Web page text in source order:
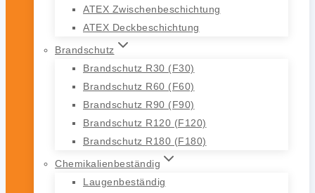
ATEX Zwischenbeschichtung
ATEX Deckbeschichtung
Brandschutz
Brandschutz R30 (F30)
Brandschutz R60 (F60)
Brandschutz R90 (F90)
Brandschutz R120 (F120)
Brandschutz R180 (F180)
Chemikalienbeständig
Laugenbeständig